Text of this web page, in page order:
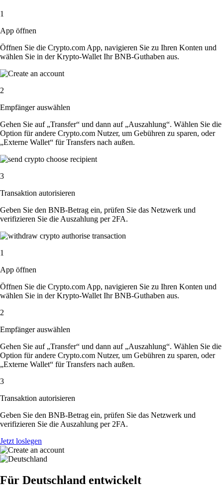
1
App öffnen
Öffnen Sie die Crypto.com App, navigieren Sie zu Ihren Konten und
wählen Sie in der Krypto-Wallet Ihr BNB-Guthaben aus.
2
Empfänger auswählen
Gehen Sie auf „Transfer“ und dann auf „Auszahlung“. Wählen Sie die
Option für andere Crypto.com Nutzer, um Gebühren zu sparen, oder
„Externe Wallet“ für Transfers nach außen.
3
Transaktion autorisieren
Geben Sie den BNB-Betrag ein, prüfen Sie das Netzwerk und
verifizieren Sie die Auszahlung per 2FA.
1
App öffnen
Öffnen Sie die Crypto.com App, navigieren Sie zu Ihren Konten und
wählen Sie in der Krypto-Wallet Ihr BNB-Guthaben aus.
2
Empfänger auswählen
Gehen Sie auf „Transfer“ und dann auf „Auszahlung“. Wählen Sie die
Option für andere Crypto.com Nutzer, um Gebühren zu sparen, oder
„Externe Wallet“ für Transfers nach außen.
3
Transaktion autorisieren
Geben Sie den BNB-Betrag ein, prüfen Sie das Netzwerk und
verifizieren Sie die Auszahlung per 2FA.
Jetzt loslegen
Für Deutschland entwickelt